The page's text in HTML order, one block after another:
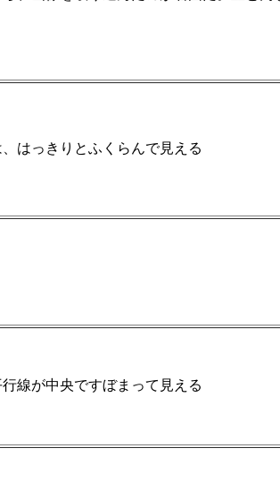
はっきりとふくらんで見える
線が中央ですぼまって見える